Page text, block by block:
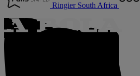
Ringier South Africa